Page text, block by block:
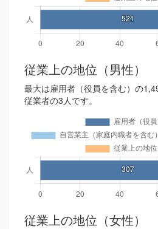
従業上の地位（男性）
最大は雇用者（役員を含む）の
従業者の3人です。
従業上の地位（女性）